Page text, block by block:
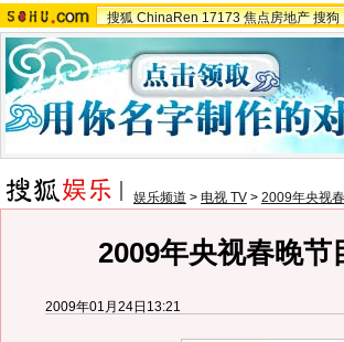
搜狐 ChinaRen 17173 焦点房地产 搜狗
娱乐频道 > 电视 TV > 2009年央视
2009年央视春晚
2009年01月24日13:21